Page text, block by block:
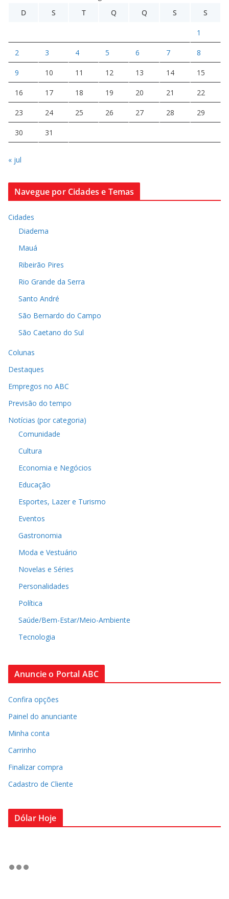
D
S T Q Q S S
1
2 3 4 5 6 7 8
9 10 11 12 13 14 15
16 17 18 19 20 21 22
23 24 25 26 27 28 29
30 31
« jul
Navegue por Cidades e Temas
Cidades
Diadema
Mauá
Ribeirão Pires
Rio Grande da Serra
Santo André
São Bernardo do Campo
São Caetano do Sul
Colunas
Destaques
Empregos no ABC
Previsão do tempo
Notícias (por categoria)
Comunidade
Cultura
Economia e Negócios
Educação
Esportes, Lazer e Turismo
Eventos
Gastronomia
Moda e Vestuário
Novelas e Séries
Personalidades
Política
Saúde/Bem-Estar/Meio-Ambiente
Tecnologia
Anuncie o Portal ABC
Confira opções
Painel do anunciante
Minha conta
Carrinho
Finalizar compra
Cadastro de Cliente
Dólar Hoje